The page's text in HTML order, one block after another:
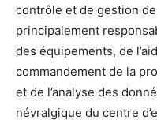
contrôle et de gestion
principalement
des équipements, de
commandement de la
et de l’analyse des
névralgique du centre